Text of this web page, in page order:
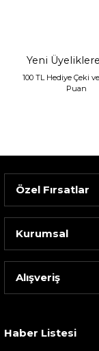
Sarev Elfıda Flanel
Yeni
100 TL Hediye Çeki
Puan
Özel Fırsatlar
Kurumsal
Alışveriş
Haber Listesi